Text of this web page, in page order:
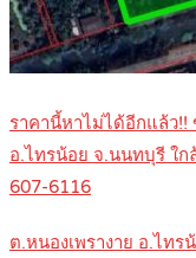
ราคานี้หาไม่ได้อีกแล้ว!!
อ.ไทรน้อย จ.นนทบุรี ใ
607-6116
ต.หนองเพรางาย อ.ไท